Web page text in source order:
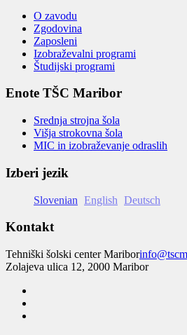
O zavodu
Zgodovina
Zaposleni
Izobraževalni programi
Študijski programi
Enote TŠC Maribor
Srednja strojna šola
Višja strokovna šola
MIC in izobraževanje odraslih
Izberi jezik
Slovenian English Deutsch
Kontakt
Tehniški šolski center Maribor
Zolajeva ulica 12, 2000 Maribor